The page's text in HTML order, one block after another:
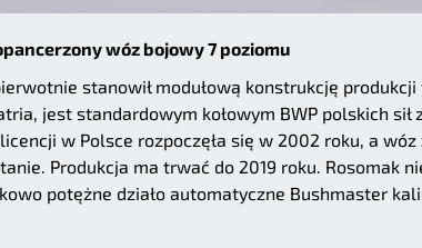
wóz bojowy 7 poziomu
stanowił modułową konstrukcję
jest standardowym kołowym BWP polskich sił
w Polsce rozpoczęła się w 2002 roku, a
Produkcja ma trwać do 2019 roku. Rosomak
potężne działo automatyczne Bushmaster